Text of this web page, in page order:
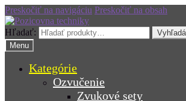
Preskočiť na navigáciu Preskočiť na obsah
Hľadať:
Menu
Kategórie
Ozvučenie
Zvukové sety